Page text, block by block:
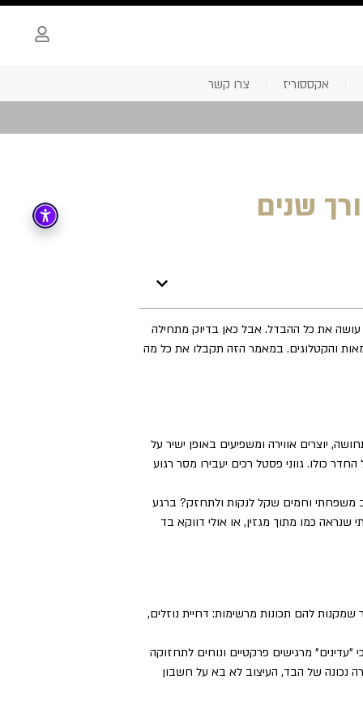
אקססוריז צרו קשר
שנים
עושה את כל ההבדל. אבל כאן בדיוק מתחילה
והקטלוגים. במאמר הזה תקבלו את כל מה
יוצרים אווירה ומשפיעים באופן ישיר על
כולו. גווני פסטל רכים יעבירו מסר רגוע
משפחתי וחמים שקל לנקות ולתחזק? ברגע
כמו מתוך מגזין, או אולי דווקא בד
להם תכונות מרשימות: דחיית נוזלים,
"עדינים" מרגישים פרקטיים ונוחים לתחזוקה
נכונה של הבד, העיצוב לא בא על חשבון